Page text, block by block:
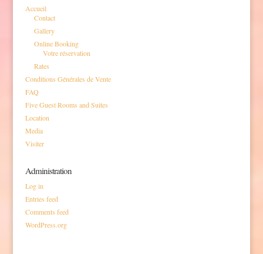
Accueil
Contact
Gallery
Online Booking
Votre réservation
Rates
Conditions Générales de Vente
FAQ
Five Guest Rooms and Suites
Location
Media
Visiter
Administration
Log in
Entries feed
Comments feed
WordPress.org